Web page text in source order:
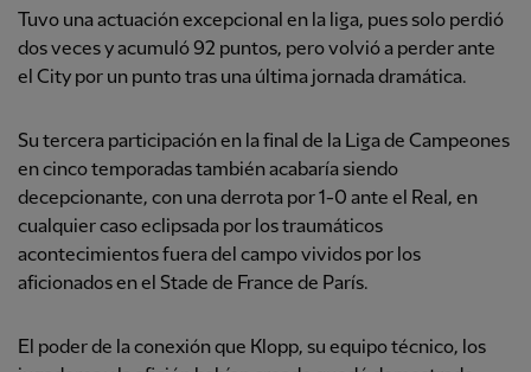
Tuvo una actuación excepcional en la liga, pues solo perdió
dos veces y acumuló 92 puntos, pero volvió a perder ante
el City por un punto tras una última jornada dramática.
Su tercera participación en la final de la Liga de Campeones
en cinco temporadas también acabaría siendo
decepcionante, con una derrota por 1-0 ante el Real, en
cualquier caso eclipsada por los traumáticos
acontecimientos fuera del campo vividos por los
aficionados en el Stade de France de París.
El poder de la conexión que Klopp, su equipo técnico, los